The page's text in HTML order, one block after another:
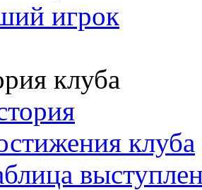
игрок
клуба
клуба